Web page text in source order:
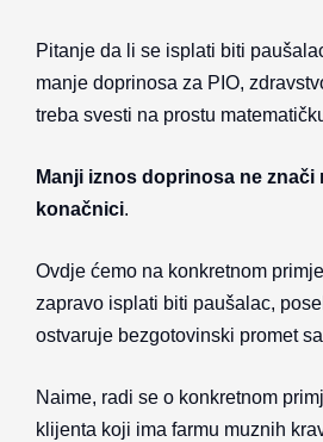
Pitanje da li se isplati biti
manje doprinosa za PIO,
treba svesti na prostu
Manji iznos doprinosa ne znači
konačnici.
Ovdje ćemo na konkretnom
zapravo isplati biti paušalac,
ostvaruje bezgotovinski promet
Naime, radi se o konkretnom
klijenta koji ima farmu muznih